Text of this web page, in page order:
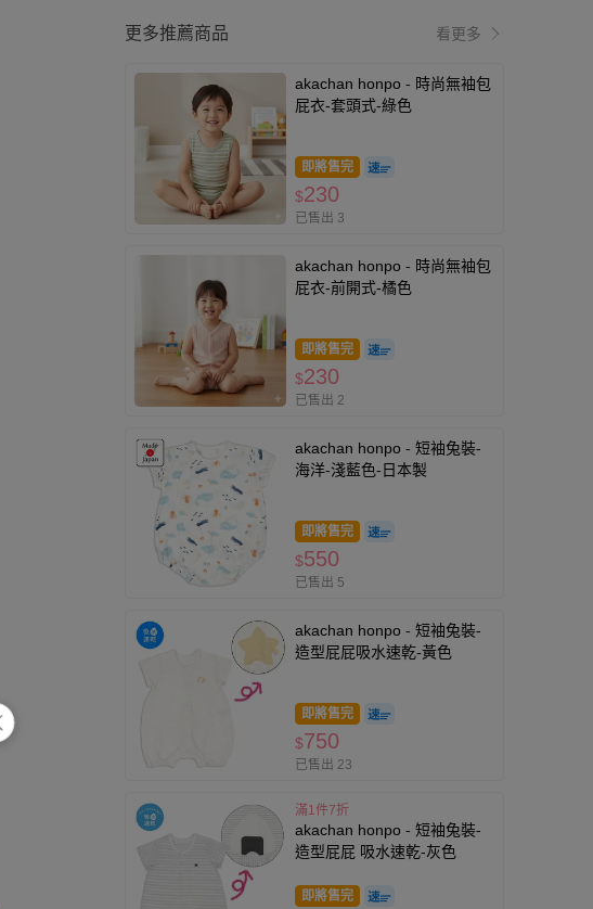
更多推薦商品 看更多
akachan honpo - 時尚無袖包
屁衣-套頭式-綠色
即將售完
$230
已售出 3
akachan honpo - 時尚無袖包
屁衣-前開式-橘色
即將售完
$230
已售出 2
akachan honpo - 短袖兔裝-
海洋-淺藍色-日本製
即將售完
$550
已售出 5
akachan honpo - 短袖兔裝-
造型屁屁吸水速乾-黃色
即將售完
$750
已售出 23
滿1件7折
akachan honpo - 短袖兔裝-
造型屁屁 吸水速乾-灰色
即將售完